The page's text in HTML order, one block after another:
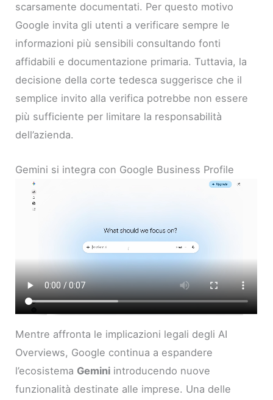
scarsamente documentati. Per questo motivo
Google invita gli utenti a verificare sempre le
informazioni più sensibili consultando fonti
affidabili e documentazione primaria. Tuttavia, la
decisione della corte tedesca suggerisce che il
semplice invito alla verifica potrebbe non essere
più sufficiente per limitare la responsabilità
dell’azienda.
Gemini si integra con Google Business Profile
Mentre affronta le implicazioni legali degli AI
Overviews, Google continua a espandere
l’ecosistema Gemini introducendo nuove
funzionalità destinate alle imprese. Una delle